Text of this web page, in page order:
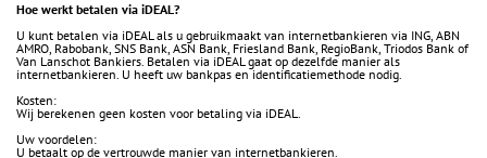
Hoe werkt betalen via iDEAL?
U kunt betalen via iDEAL als u gebruikmaakt van internetbankieren via ING, ABN
AMRO, Rabobank, SNS Bank, ASN Bank, Friesland Bank, RegioBank, Triodos Bank of
Van Lanschot Bankiers. Betalen via iDEAL gaat op dezelfde manier als
internetbankieren. U heeft uw bankpas en identificatiemethode nodig.
Kosten:
Wij berekenen geen kosten voor betaling via iDEAL.
Uw voordelen:
U betaalt op de vertrouwde manier van internetbankieren.